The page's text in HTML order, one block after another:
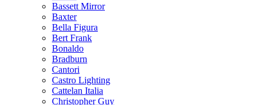
Bassett Mirror
Baxter
Bella Figura
Bert Frank
Bonaldo
Bradburn
Cantori
Castro Lighting
Cattelan Italia
Christopher Guy